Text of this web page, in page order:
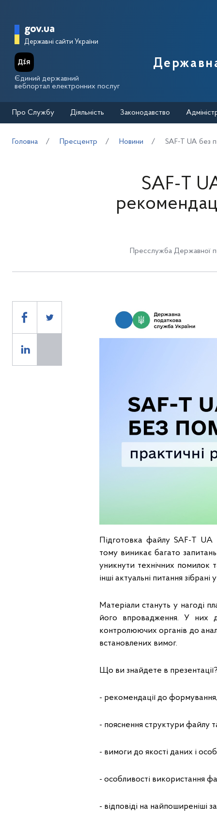
Головна сторінка Державної
gov.ua
Державні сайти України
Єдиний державний
вебпортал електронних послуг
Про Службу Діяльність Законодавство
Головна Пресцентр Новини SAF-T UA без
SAF-T
Пресслужба Державної
Підготовка файлу SAF-T UA
тому виникає багато
уникнути технічних помилок
інші актуальні питання
Матеріали стануть у нагоді
його впровадження. У них
контролюючих органів до
встановлених вимог.
Що ви знайдете в
- рекомендації до
- пояснення структури файлу
- вимоги до якості даних і
- особливості використання
- відповіді на найпоширеніші